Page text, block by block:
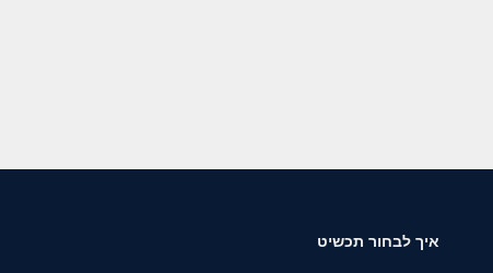
איך לבחור תכשיט